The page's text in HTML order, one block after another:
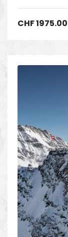
CHF1975.00